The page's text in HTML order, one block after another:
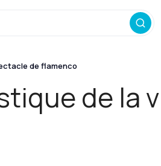
de flamenco
de la